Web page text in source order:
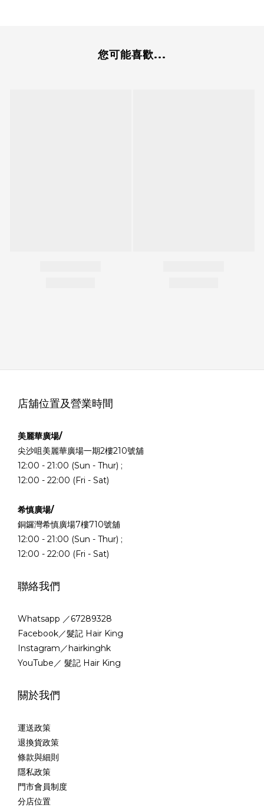
您可能喜歡...
店舖位置及營業時間
美麗華廣場/
尖沙咀美麗華廣場一期2樓210號舖
12:00 - 21:00 (Sun - Thur) ;
12:00 - 22:00 (Fri - Sat)
希慎廣場/
銅鑼灣希慎廣場7樓710號舖
12:00 - 21:00 (Sun - Thur) ;
12:00 - 22:00 (Fri - Sat)
聯絡我們
Whatsapp ／67289328
Facebook／髮記 Hair King
Instagram／hairkinghk
YouTube／ 髮記 Hair King
關於我們
運送政策
退換貨政策
條款與細則
隱私政策
門市會員制度
分店位置